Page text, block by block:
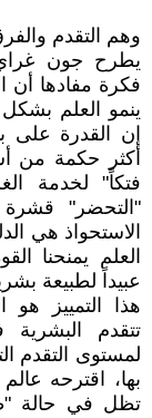
وهم التقدم
يطرح جون
فكرة مفادها أن
ينمو العلم
إن القدرة على
أكثر حكمة من
فتكاً" لخدمة
"التحضر" قشرة
الاستحواذ هي
العلم يمنحنا
عبيداً لطبيعة
هذا التمييز هو
تتقدم
لمستوى التقدم
تظل في حالة